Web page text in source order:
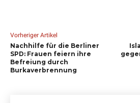
Vorheriger Artikel
Nachhilfe für die Berliner
SPD: Frauen feiern ihre
Befreiung durch
Burkaverbrennung